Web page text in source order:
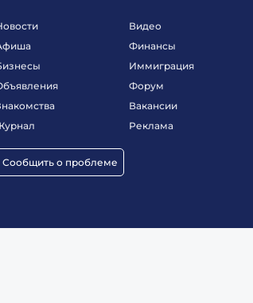
Сообщить о проблеме
Видео
Финансы
Иммиграция
Форум
Вакансии
Реклама